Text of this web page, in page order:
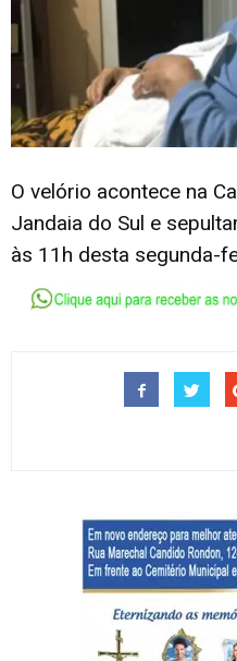
O velório acontece na
Jandaia do Sul e
às 11h desta segunda-